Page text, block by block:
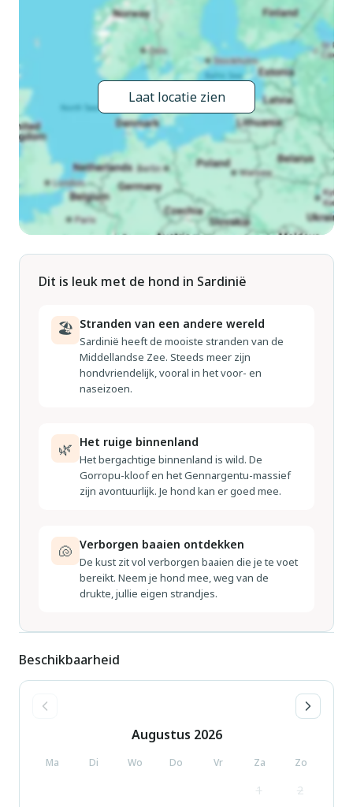
(WiFi), wasmachine, droger (voor medegebruik). Supermarkt
4.3 km, restaurant 1.5 km, bushalte 1 km, zandstrand "Foxi e
Sali" 2 km. Attracties in de buurt: Cagliari 40 km, Chia 14 km,
Parco Acquatico BluFan 16 km. Auto noodzakelijk. Op
aanvraag kan een transfer vanaf de luchthaven naar de
vakantiewoning geregeld worden. Nachtclub/disco in de
buurt 500 m van het huis.
Laat locatie zien
Dit is leuk met de hond in Sardinië
🏖 Stranden van een andere wereld
Sardinië heeft de mooiste stranden van de
Middellandse Zee. Steeds meer zijn
hondvriendelijk, vooral in het voor- en
naseizoen.
🌿 Het ruige binnenland
Het bergachtige binnenland is wild. De
Gorropu-kloof en het Gennargentu-massief
zijn avontuurlijk. Je hond kan er goed mee.
🐚 Verborgen baaien ontdekken
De kust zit vol verborgen baaien die je te voet
bereikt. Neem je hond mee, weg van de
drukte, jullie eigen strandjes.
Beschikbaarheid
Augustus 2026
Ma Di Wo Do Vr Za Zo
1 2